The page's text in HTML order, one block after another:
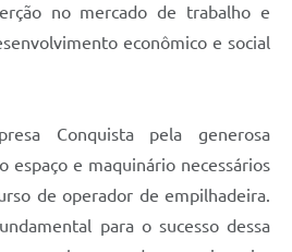
no mercado de trabalho e
econômico e social
Conquista pela generosa
espaço e maquinário necessários
de operador de empilhadeira.
para o sucesso dessa